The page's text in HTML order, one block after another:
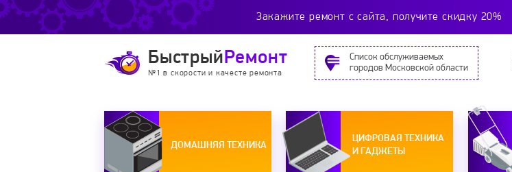
Закажите ремонт c сайта, получите скидку 20%
Быстрый Ремонт
№1 в скорости и качесте ремонта
Cписок обслуживаемых
городов Московской области
ДОМАШНЯЯ ТЕХНИКА
ЦИФРОВАЯ ТЕХНИКА
И ГАДЖЕТЫ